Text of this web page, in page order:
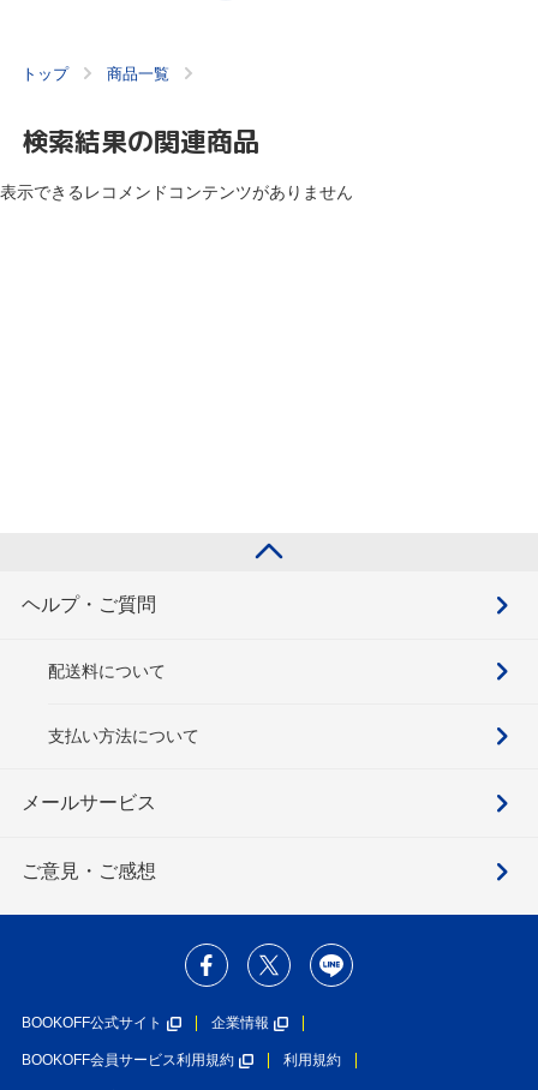
トップ 商品一覧
検索結果の関連商品
表示できるレコメンドコンテンツがありません
ヘルプ・ご質問
配送料について
支払い方法について
メールサービス
ご意見・ご感想
BOOKOFF公式サイト 企業情報
BOOKOFF会員サービス利用規約 利用規約